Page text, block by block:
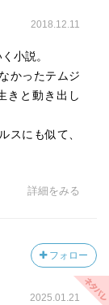
来文化を受け
ている）
かつ戦闘以外
た
が急に豊かに
2018.12.11
小説。
かったテムジ
きと動き出し
スにも似て、
詳細をみる
フォロー
2025.01.21